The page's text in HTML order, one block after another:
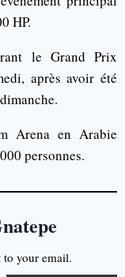
HP.
le Grand Prix
après avoir été
Arena en Arabie
personnes.
to your email.